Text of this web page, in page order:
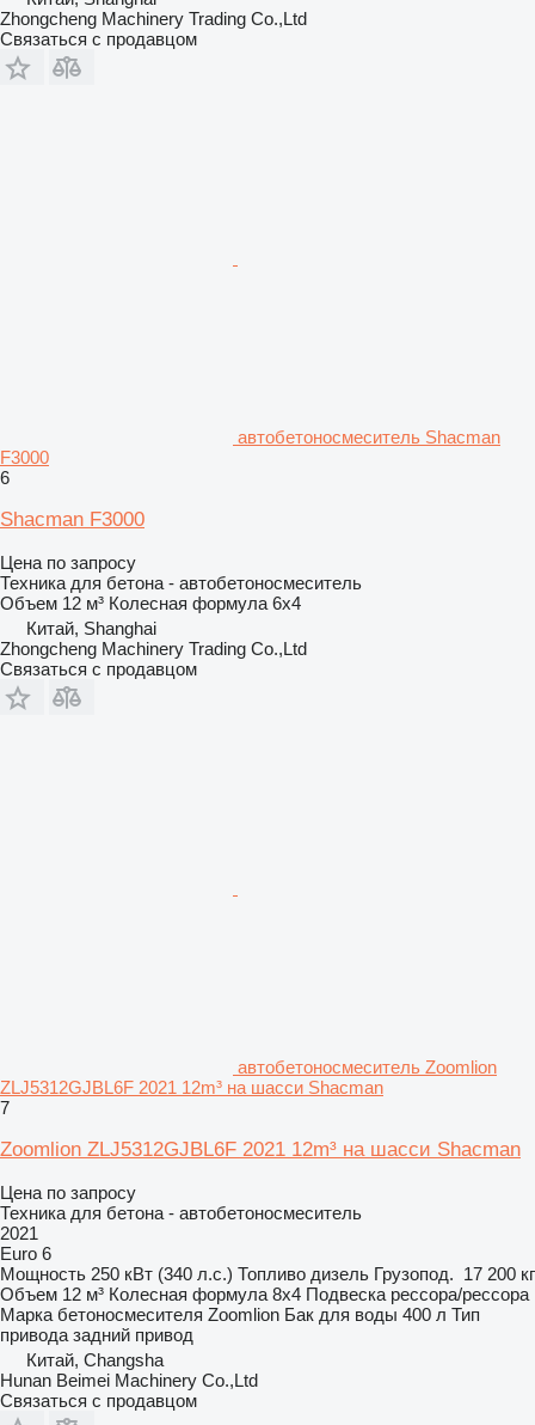
Zhongcheng Machinery Trading Co.,Ltd
Связаться с продавцом
автобетоносмеситель Shacman
F3000
6
Shacman F3000
Цена по запросу
Техника для бетона - автобетоносмеситель
Объем 12 м³ Колесная формула 6x4
Китай, Shanghai
Zhongcheng Machinery Trading Co.,Ltd
Связаться с продавцом
автобетоносмеситель Zoomlion
ZLJ5312GJBL6F 2021 12m³ на шасси Shacman
7
Zoomlion ZLJ5312GJBL6F 2021 12m³ на шасси Shacman
Цена по запросу
Техника для бетона - автобетоносмеситель
2021
Euro 6
Мощность 250 кВт (340 л.с.) Топливо дизель Грузопод. 17 200 кг
Объем 12 м³ Колесная формула 8x4 Подвеска рессора/рессора
Марка бетоносмесителя Zoomlion Бак для воды 400 л Тип
привода задний привод
Китай, Changsha
Hunan Beimei Machinery Co.,Ltd
Связаться с продавцом